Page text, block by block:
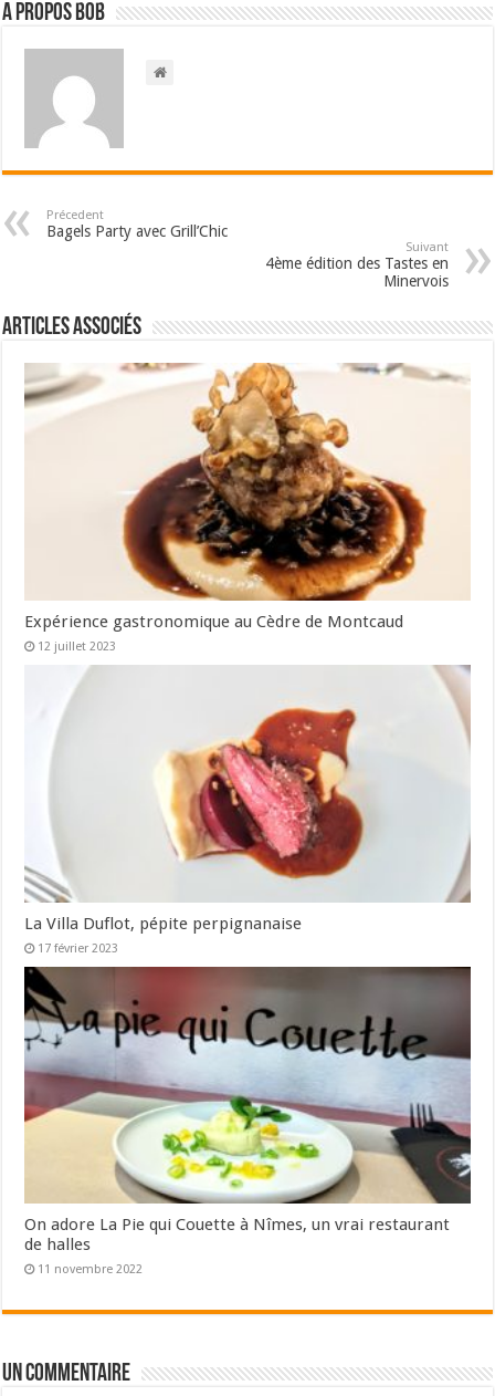
A propos bOb
Précedent
Bagels Party avec Grill’Chic
Suivant
4ème édition des Tastes en
Minervois
Articles associés
Expérience gastronomique au Cèdre de Montcaud
12 juillet 2023
La Villa Duflot, pépite perpignanaise
17 février 2023
On adore La Pie qui Couette à Nîmes, un vrai restaurant
de halles
11 novembre 2022
Un commentaire